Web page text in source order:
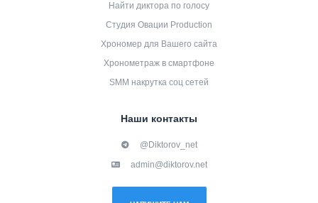
Найти диктора по голосу
Студия Овации Production
Хрономер для Вашего сайта
Хронометраж в смартфоне
SMM накрутка соц сетей
Наши контакты
@Diktorov_net
admin@diktorov.net